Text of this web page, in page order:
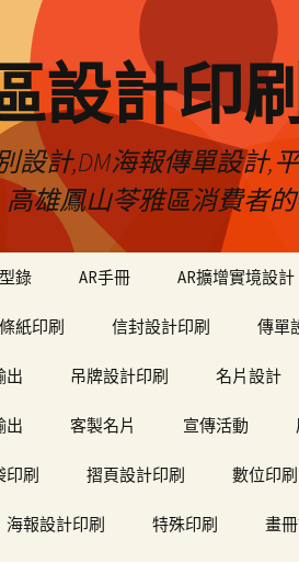
設計印
設計,DM海報傳單設計,
雄鳳山苓雅區消費者的
錄 AR手冊 AR擴增實境設計
紙印刷 信封設計印刷 傳單
出 吊牌設計印刷 名片設計
出 客製名片 宣傳活動
印刷 摺頁設計印刷 數位印刷
海報設計印刷 特殊印刷 畫